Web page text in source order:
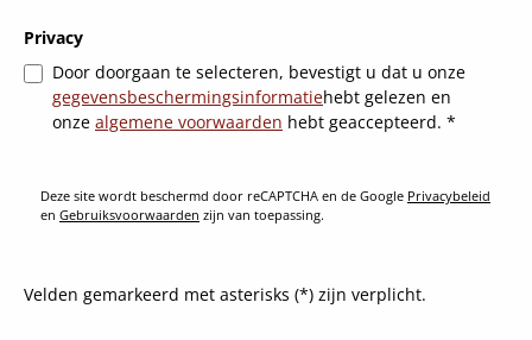
Privacy
Door doorgaan te selecteren, bevestigt u dat u onze
gegevensbeschermingsinformatiehebt gelezen en
onze algemene voorwaarden hebt geaccepteerd. *
Deze site wordt beschermd door reCAPTCHA en de Google Privacybeleid
en Gebruiksvoorwaarden zijn van toepassing.
Velden gemarkeerd met asterisks (*) zijn verplicht.